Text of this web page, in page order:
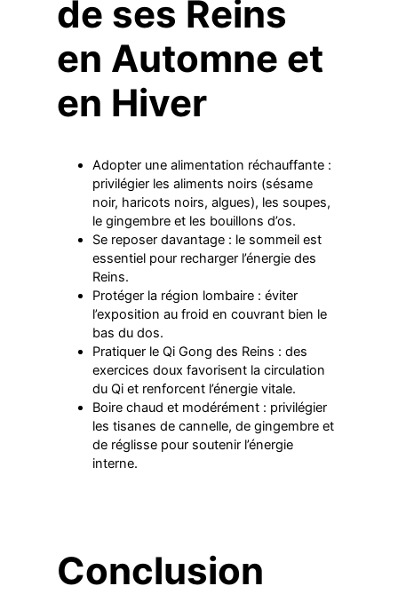
de ses Reins
en Automne et
en Hiver
Adopter une alimentation réchauffante :
privilégier les aliments noirs (sésame
noir, haricots noirs, algues), les soupes,
le gingembre et les bouillons d’os.
Se reposer davantage : le sommeil est
essentiel pour recharger l’énergie des
Reins.
Protéger la région lombaire : éviter
l’exposition au froid en couvrant bien le
bas du dos.
Pratiquer le Qi Gong des Reins : des
exercices doux favorisent la circulation
du Qi et renforcent l’énergie vitale.
Boire chaud et modérément : privilégier
les tisanes de cannelle, de gingembre et
de réglisse pour soutenir l’énergie
interne.
Conclusion